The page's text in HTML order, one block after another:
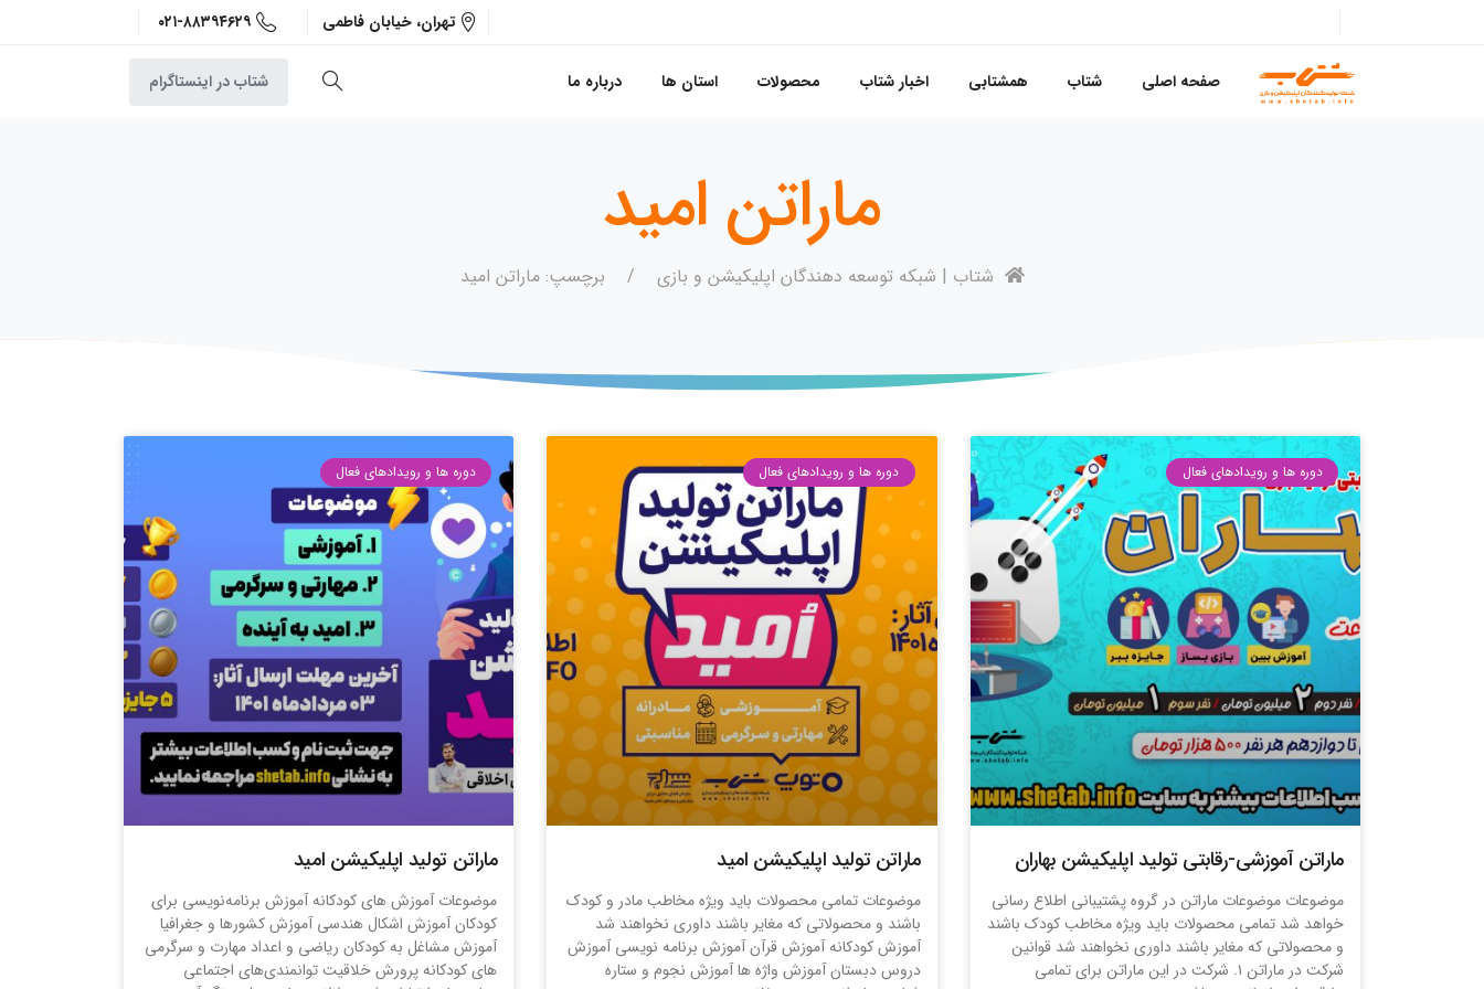
تهران، خیابان فاطمی ۰۲۱-۸۸۳۹۴۶۲۹
صفحه اصلی شتاب همشتابی اخبار شتاب محصولات استان ها درباره ما شتاب در اینستاگرام
ماراتن امید
شتاب | شبکه توسعه دهندگان اپلیکیشن و بازی برچسپ: ماراتن امید
دوره ها و رویدادهای فعال
ماراتن آموزشی-رقابتی تولید اپلیکیشن بهاران
موضوعات موضوعات ماراتن در گروه پشتیبانی اطلاع رسانی
خواهد شد تمامی محصولات باید ویژه مخاطب کودک باشند
و محصولاتی که مغایر باشند داوری نخواهند شد قوانین
شرکت در ماراتن ۱. شرکت در این ماراتن برای تمامی
دوره ها و رویدادهای فعال
ماراتن تولید اپلیکیشن امید
موضوعات تمامی محصولات باید ویژه مخاطب مادر و کودک
باشند و محصولاتی که مغایر باشند داوری نخواهند شد
آموزش کودکانه آموزش قرآن آموزش برنامه نویسی آموزش
دروس دبستان آموزش واژه ها آموزش نجوم و ستاره
دوره ها و رویدادهای فعال
ماراتن تولید اپلیکیشن امید
موضوعات آموزش های کودکانه آموزش برنامه‌نویسی برای
کودکان آموزش اشکال هندسی آموزش کشورها و جغرافیا
آموزش مشاغل به کودکان ریاضی و اعداد مهارت و سرگرمی
های کودکانه پرورش خلاقیت توانمندی‌های اجتماعی